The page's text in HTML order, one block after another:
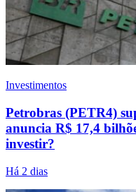
Investimentos
Petrobras (PETR4)
anuncia R$ 17,4
investir?
Há 2 dias